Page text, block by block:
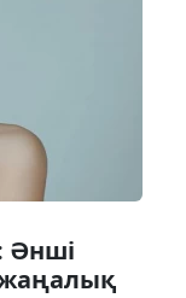
Әнші